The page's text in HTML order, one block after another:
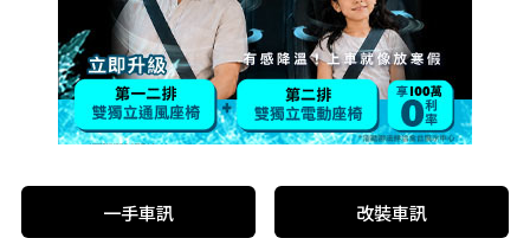
一手車訊 改裝車訊